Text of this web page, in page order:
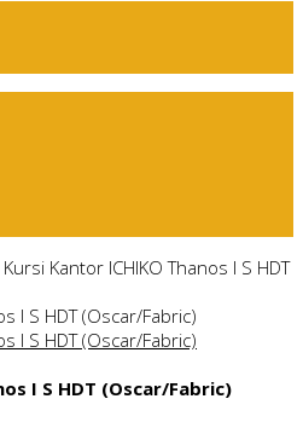
Kursi Kantor ICHIKO Thanos I S HDT
I S HDT (Oscar/Fabric)